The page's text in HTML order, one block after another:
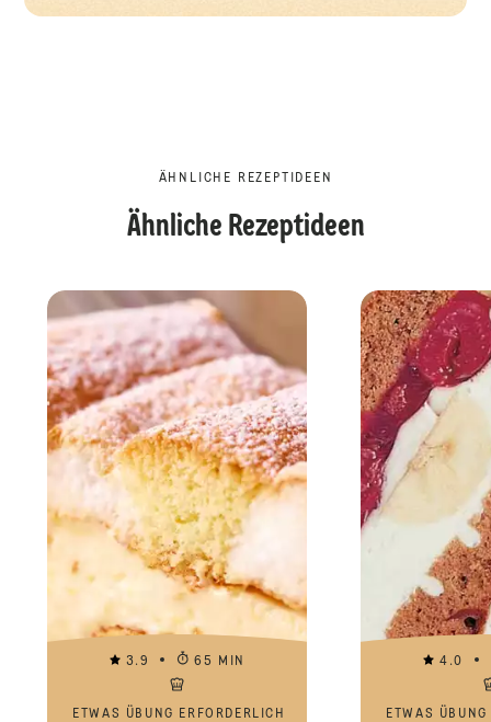
ÄHNLICHE REZEPTIDEEN
Ähnliche Rezeptideen
3.9 65 MIN
ETWAS ÜBUNG ERFORDERLICH
4.0
ETWAS